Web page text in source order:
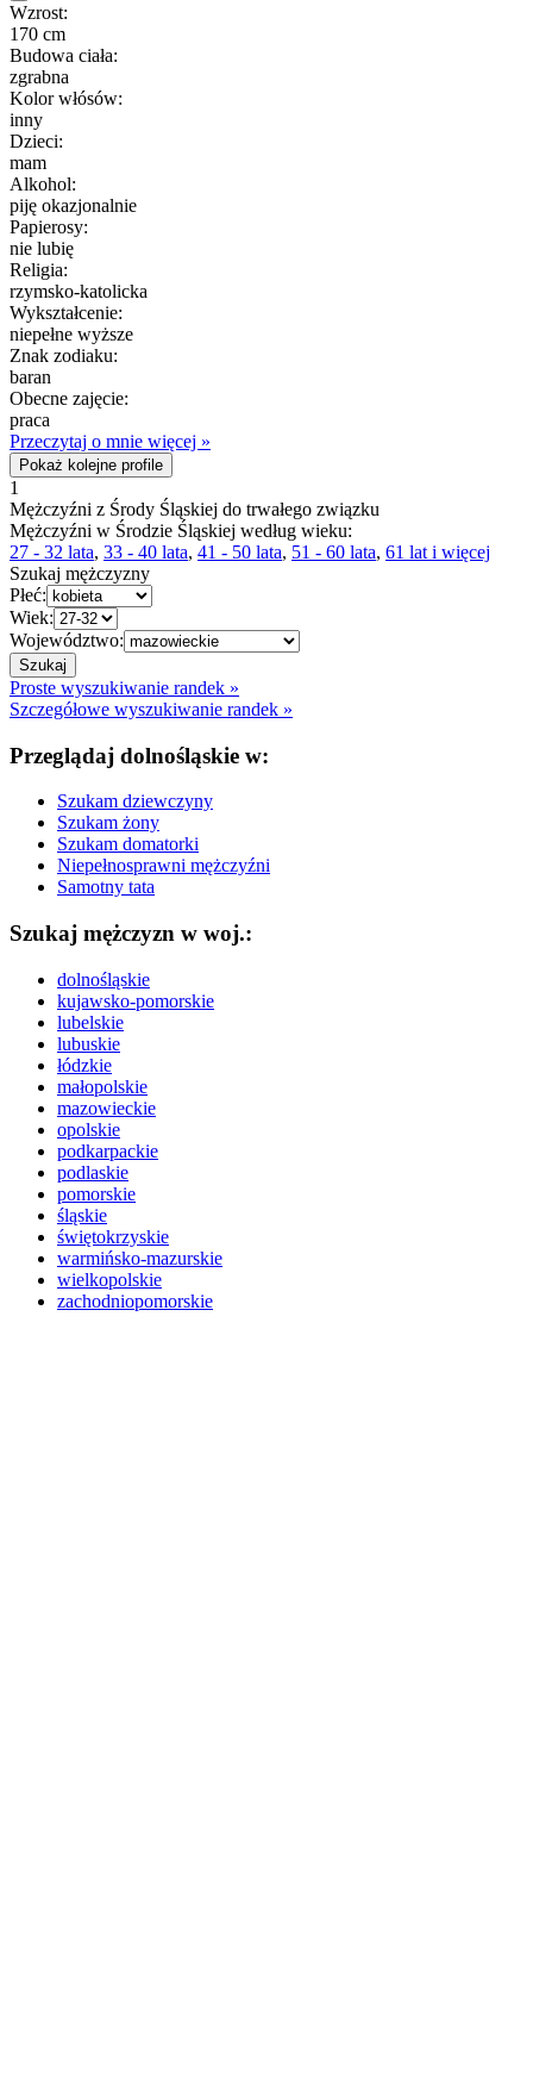
Wzrost:
170 cm
Budowa ciała:
zgrabna
Kolor włósów:
inny
Dzieci:
mam
Alkohol:
piję okazjonalnie
Papierosy:
nie lubię
Religia:
rzymsko-katolicka
Wykształcenie:
niepełne wyższe
Znak zodiaku:
baran
Obecne zajęcie:
praca
Przeczytaj o mnie więcej »
Pokaż kolejne profile
1
Mężczyźni z Środy Śląskiej do trwałego związku
Mężczyźni w Środzie Śląskiej według wieku:
27 - 32 lata, 33 - 40 lata, 41 - 50 lata, 51 - 60 lata, 61 lat i więcej
Szukaj mężczyzny
Płeć:
Wiek:
Województwo:
Proste wyszukiwanie randek »
Szczegółowe wyszukiwanie randek »
Przeglądaj dolnośląskie w:
Szukam dziewczyny
Szukam żony
Szukam domatorki
Niepełnosprawni mężczyźni
Samotny tata
Szukaj mężczyzn w woj.:
dolnośląskie
kujawsko-pomorskie
lubelskie
lubuskie
łódzkie
małopolskie
mazowieckie
opolskie
podkarpackie
podlaskie
pomorskie
śląskie
świętokrzyskie
warmińsko-mazurskie
wielkopolskie
zachodniopomorskie